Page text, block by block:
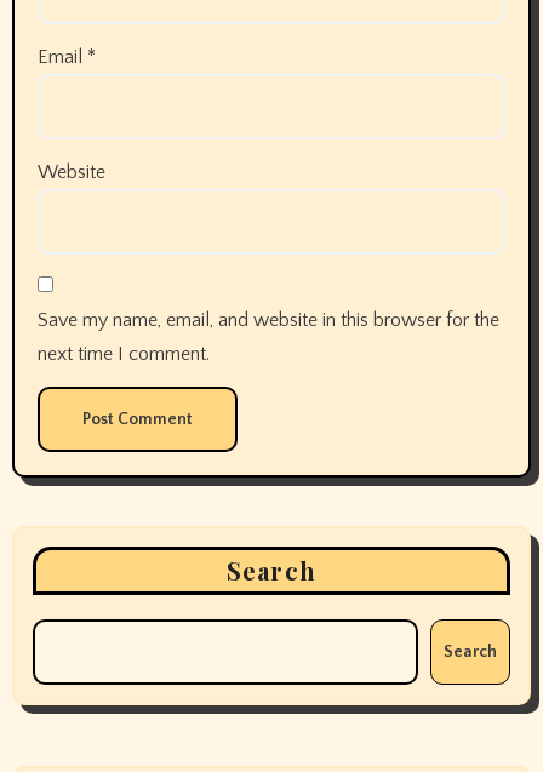
Email *
Website
Save my name, email, and website in this browser for the
next time I comment.
Search
Search